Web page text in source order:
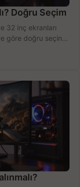
Doğru Seçim
32 inç ekranları
göre doğru seçin,